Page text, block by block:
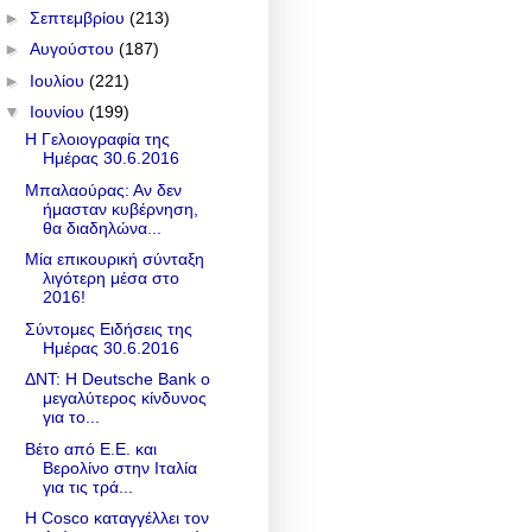
► Σεπτεμβρίου (213)
► Αυγούστου (187)
► Ιουλίου (221)
▼ Ιουνίου (199)
Η Γελοιογραφία της
Ημέρας 30.6.2016
Mπαλαούρας: Αν δεν
ήμασταν κυβέρνηση,
θα διαδηλώνα...
Μία επικουρική σύνταξη
λιγότερη μέσα στο
2016!
Σύντομες Ειδήσεις της
Ημέρας 30.6.2016
ΔΝΤ: Η Deutsche Bank ο
μεγαλύτερος κίνδυνος
για το...
Βέτο από Ε.Ε. και
Βερολίνο στην Ιταλία
για τις τρά...
Η Cosco καταγγέλλει τον